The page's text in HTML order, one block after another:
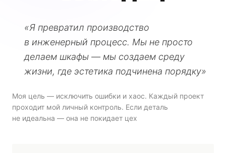
«Я превратил производство
в инженерный процесс. Мы не просто
делаем шкафы — мы создаем среду
жизни, где эстетика подчинена порядку»
Моя цель — исключить ошибки и хаос. Каждый проект
проходит мой личный контроль. Если деталь
не идеальна — она не покидает цех